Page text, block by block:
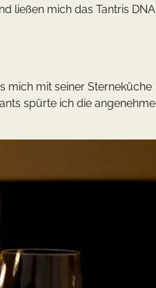
ließen mich das Tantris DNA
mich mit seiner Sterneküche
spürte ich die angenehme